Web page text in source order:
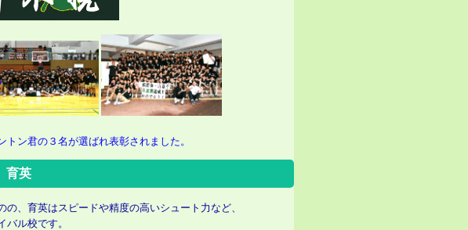
ン君の３名が選ばれ表彰されました。
英
、育英はスピードや精度の高いシュート力など、
ル校です。